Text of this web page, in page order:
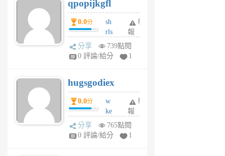
6
個
月
前
qpopijkgfl
0.0分
sh
rls
k
m
6
個
月
前
舉
報
分享
739點閱
0 評論/給分
1
hugsgodiex
0.0分
w
ke
rv
pj
舉
報
分享
765點閱
0 評論/給分
1